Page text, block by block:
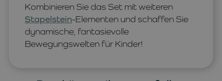
Kombinieren Sie das Set mit weiteren
Stapelstein-Elementen und schaffen Sie
dynamische, fantasievolle
Bewegungswelten für Kinder!